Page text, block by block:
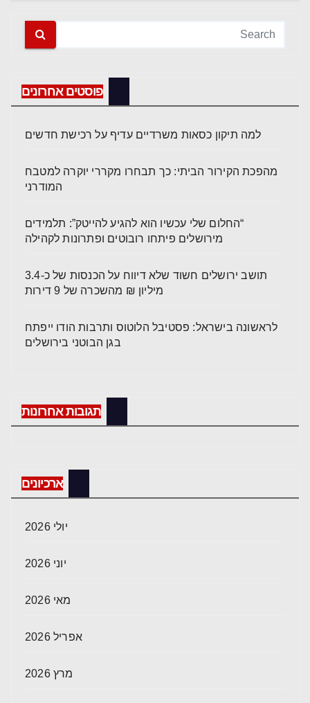
פוסטים אחרונים
למה תיקון כסאות משרדיים עדיף על רכישת חדשים
מהפכת הקירור הביתי: כך תבחרו מקררי יוקרה למטבח
המודרני
“החלום שלי עכשיו הוא להגיע להייטק”: תלמידים
מירושלים פיתחו רובוטים ופתרונות לקהילה
תושב ירושלים חשוד שלא דיווח על הכנסות של כ-3.4
מיליון ₪ מהשכרה של 9 דירות
לראשונה בישראל: פסטיבל הלוטוס ותרבות הודו ייפתח
בגן הבוטני בירושלים
תגובות אחרונות
ארכיונים
יולי 2026
יוני 2026
מאי 2026
אפריל 2026
מרץ 2026